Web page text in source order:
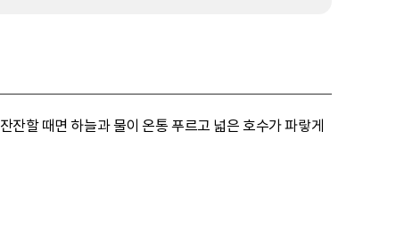
할 때면 하늘과 물이 온통 푸르고 넓은 호수가 파랗게